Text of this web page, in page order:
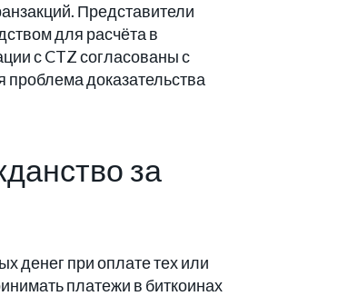
Представители
для расчёта в
с CTZ согласованы с
проблема доказательства
за
денег при оплате тех или
платежи в биткоинах